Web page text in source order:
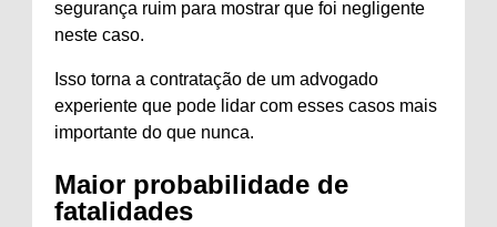
segurança ruim para mostrar que foi negligente
neste caso.
Isso torna a contratação de um advogado
experiente que pode lidar com esses casos mais
importante do que nunca.
Maior probabilidade de
fatalidades